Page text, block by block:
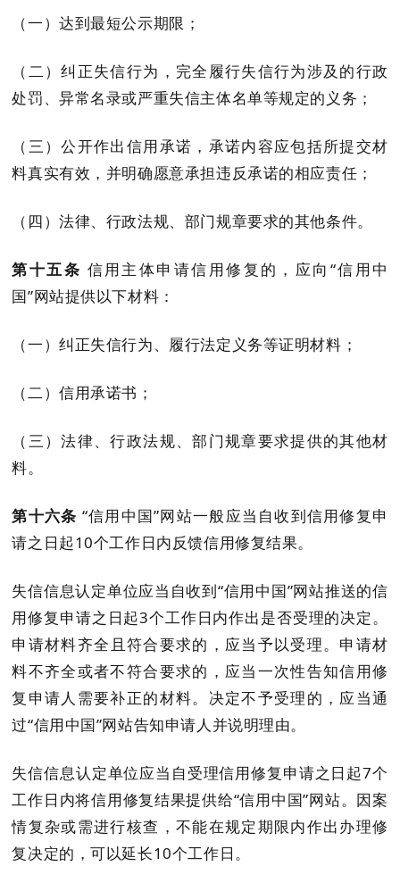
（一）达到最短公示期限；
（二）纠正失信行为，完全履行失信行为涉及的行政
处罚、异常名录或严重失信主体名单等规定的义务；
（三）公开作出信用承诺，承诺内容应包括所提交材
料真实有效，并明确愿意承担违反承诺的相应责任；
（四）法律、行政法规、部门规章要求的其他条件。
第十五条 信用主体申请信用修复的，应向 “信用中
国”网站提供以下材料：
（一）纠正失信行为、履行法定义务等证明材料；
（二）信用承诺书；
（三）法律、行政法规、部门规章要求提供的其他材
料。
第十六条 “信用中国”网站一般应当自收到信用修复申
请之日起10个工作日内反馈信用修复结果。
失信信息认定单位应当自收到“信用中国”网站推送的信
用修复申请之日起3个工作日内作出是否受理的决定。
申请材料齐全 且符合要求的，应当予以受理。申请材
料不齐全或者不符合要求的，应当一次性告知信用修
复申请人需要补正的材料。决定不予受理的，应当通
过“信用中国”网站告知申请人并说明理由。
失信信息认定单位应当自受理信用修复申请之日起7个
工作日内将信用修复结果提供给“信用中国”网站。因案
情复杂或需进行核查，不能在规定期限内作出办理修
复决定的，可以延长10个工作日。